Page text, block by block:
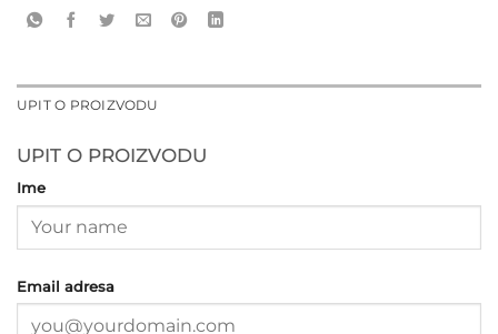
UPIT O PROIZVODU
UPIT O PROIZVODU
Ime
Email adresa